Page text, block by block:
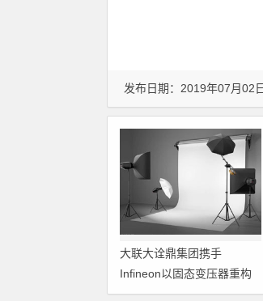
发布日期：2019年07月02
大联大诠鼎集团携手
Infineon以固态变压器重构
配电效率新标杆